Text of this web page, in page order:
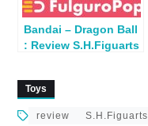
Bandai – Dragon Ball
: Review S.H.Figuarts
Toys
review S.H.Figuarts